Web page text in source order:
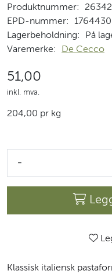
Produktnummer:
EPD-nummer:
1764430
Lagerbeholdning:
På
Varemerke: De Cecco
51,00
inkl. mva.
204,00 pr kg
-
Klassisk italiensk